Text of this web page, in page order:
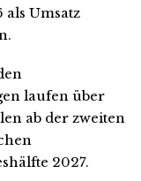
Umsatz
laufen über
ab der zweiten
2027.